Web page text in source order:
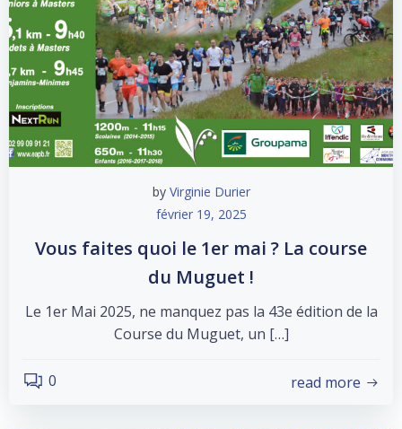
by Virginie Durier
février 19, 2025
Vous faites quoi le 1er mai ? La course
du Muguet !
Le 1er Mai 2025, ne manquez pas la 43e édition de la
Course du Muguet, un […]
0 read more